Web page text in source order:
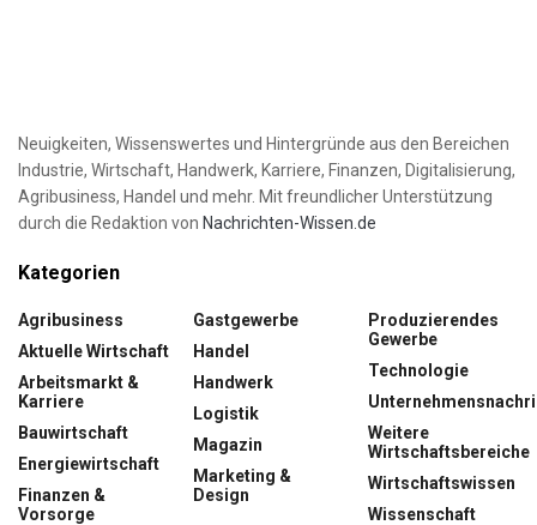
Neuigkeiten, Wissenswertes und Hintergründe aus den Bereichen
Industrie, Wirtschaft, Handwerk, Karriere, Finanzen, Digitalisierung,
Agribusiness, Handel und mehr. Mit freundlicher Unterstützung
durch die Redaktion von Nachrichten-Wissen.de
Kategorien
Agribusiness
Aktuelle Wirtschaft
Arbeitsmarkt &
Karriere
Bauwirtschaft
Energiewirtschaft
Finanzen &
Vorsorge
Gastgewerbe
Handel
Handwerk
Logistik
Magazin
Marketing &
Design
Produzierendes
Gewerbe
Technologie
Weitere
Wirtschaftsbereiche
Wirtschaftswissen
Wissenschaft